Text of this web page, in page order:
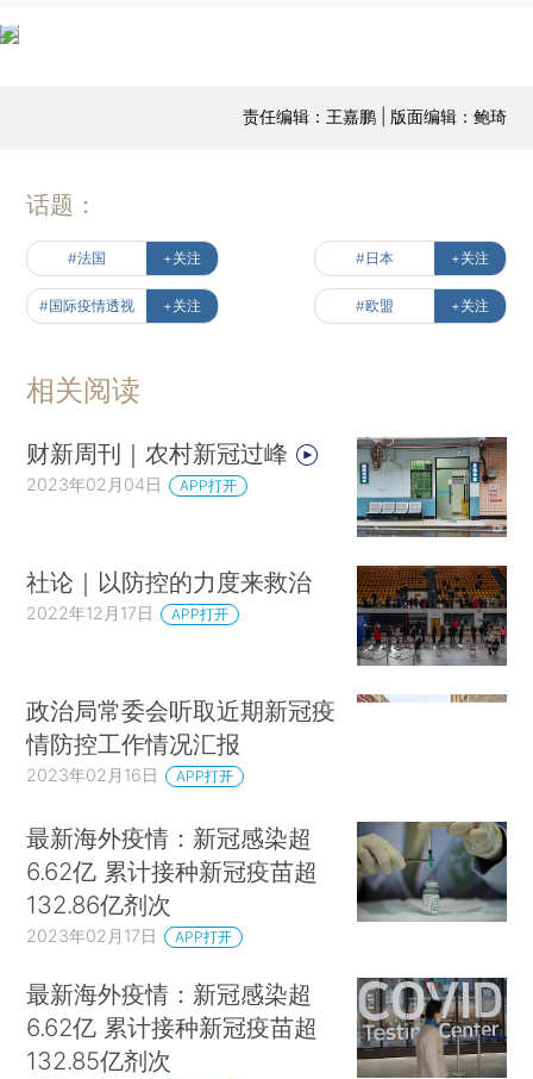
责任编辑：王嘉鹏 | 版面编辑：鲍琦
话题：
#法国 +关注 #日本 +关注
#国际疫情透视 +关注 #欧盟 +关注
相关阅读
财新周刊｜农村新冠过峰
2023年02月04日 APP打开
社论｜以防控的力度来救治
2022年12月17日 APP打开
政治局常委会听取近期新冠疫
情防控工作情况汇报
2023年02月16日 APP打开
最新海外疫情：新冠感染超
6.62亿 累计接种新冠疫苗超
132.86亿剂次
2023年02月17日 APP打开
最新海外疫情：新冠感染超
6.62亿 累计接种新冠疫苗超
132.85亿剂次